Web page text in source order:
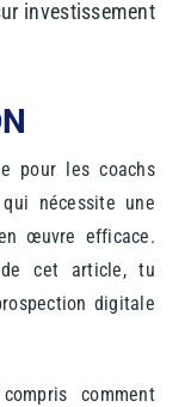
investissement
pour les coachs
nécessite une
œuvre efficace.
cet article, tu
digitale
comment